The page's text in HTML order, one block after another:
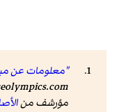
"معلومات عن
مؤرشف من